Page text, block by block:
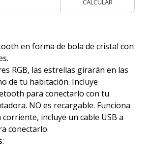
CALCULAR
en forma de bola de cristal con
RGB, las estrellas girarán en las
de tu habitación. Incluye
para conectarlo con tu
NO es recargable. Funciona
corriente, incluye un cable USB a
conectarlo.